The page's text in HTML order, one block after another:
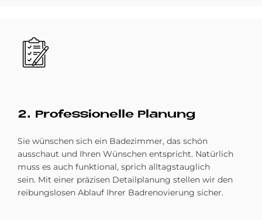
Bild
2. Pro­fes­sio­nel­le Pla­nung
Sie wünschen sich ein Badezimmer, das schön
ausschaut und Ihren Wünschen entspricht. Natürlich
muss es auch funktional, sprich alltagstauglich
sein. Mit einer präzisen Detailplanung stellen wir den
reibungslosen Ablauf Ihrer Badrenovierung sicher.